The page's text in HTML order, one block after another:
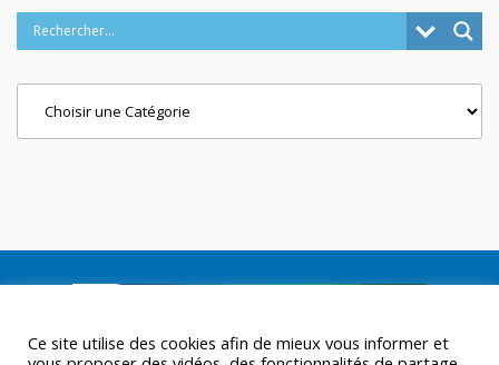
Ce site utilise des cookies afin de mieux vous informer et